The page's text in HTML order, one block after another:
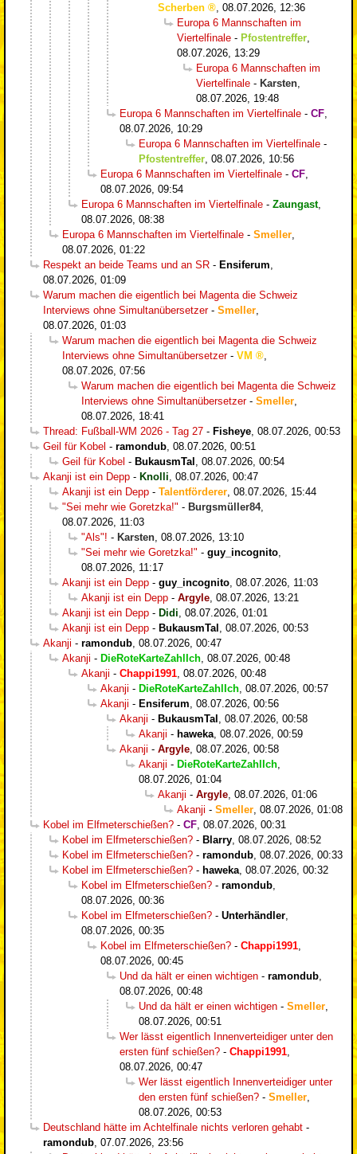
Scherben
08.07.2026, 12:36
Europa 6 Mannschaften im
Viertelfinale - Pfostentreffer
08.07.2026, 13:29
Europa 6 Mannschaften im
Viertelfinale - Karsten
08.07.2026, 19:48
Europa 6 Mannschaften im Viertelfinale - CF
08.07.2026, 10:29
Europa 6 Mannschaften im Viertelfinale -
Pfostentreffer 08.07.2026, 10:56
Europa 6 Mannschaften im Viertelfinale - CF
08.07.2026, 09:54
Europa 6 Mannschaften im Viertelfinale - Zaungast,
08.07.2026, 08:38
Europa 6 Mannschaften im Viertelfinale - Smeller
08.07.2026, 01:22
Respekt an beide Teams und an SR - Ensiferum
08.07.2026, 01:09
Warum machen die eigentlich bei Magenta die Schweiz
Interviews ohne Simultanübersetzer- Smeller
08.07.2026, 01:03
Warum machen die eigentlich bei Magenta die Schweiz
Interviews ohne Simultanübersetzer- VM
08.07.2026, 07:56
Warum machen die eigentlich bei Magenta die Schweiz
Interviews ohne Simultanübersetzer- Smeller
08.07.2026, 18:41
Thread: Fußball-WM 2026 - Tag 27 - Fisheye 08.07.2026, 00:53
Geil für Kobel - ramondub 08.07.2026, 00:51
Geil für Kobel - BukausmTal
08.07.2026, 00:54
Akanji ist ein Depp - Knolli 08.07.2026, 00:47
Akanji ist ein Depp - Talentförderer 08.07.2026, 15:44
"Sei mehr wie Goretzka!" - Burgsmüller84,
08.07.2026, 11:03
"Als"! - Karsten 08.07.2026, 13:10
"Sei mehr wie Goretzka!" - guy_incognito
08.07.2026, 11:17
Akanji ist ein Depp - guy_incognito 08.07.2026, 11:03
Akanji ist ein Depp - Argyle 08.07.2026, 13:21
Akanji ist ein Depp - Didi 08.07.2026, 01:01
Akanji ist ein Depp - BukausmTal
08.07.2026, 00:53
Akanji - ramondub 08.07.2026, 00:47
Akanji - DieRoteKarteZahlIch 08.07.2026, 00:48
Akanji - Chappi1991 08.07.2026, 00:48
Akanji - DieRoteKarteZahlIch 08.07.2026, 00:57
Akanji - Ensiferum 08.07.2026, 00:56
Akanji - BukausmTal
08.07.2026, 00:58
Akanji - haweka 08.07.2026, 00:59
Akanji - Argyle 08.07.2026, 00:58
Akanji - DieRoteKarteZahlIch
08.07.2026, 01:04
Akanji - Argyle 08.07.2026, 01:06
Akanji - Smeller 08.07.2026, 01:08
Kobel im Elfmeterschießen? - CF 08.07.2026, 00:31
Kobel im Elfmeterschießen? - Blarry 08.07.2026, 08:52
Kobel im Elfmeterschießen? - ramondub 08.07.2026, 00:33
Kobel im Elfmeterschießen? - haweka 08.07.2026, 00:32
Kobel im Elfmeterschießen? - ramondub
08.07.2026, 00:36
Kobel im Elfmeterschießen? - Unterhändler
08.07.2026, 00:35
Kobel im Elfmeterschießen? - Chappi1991
08.07.2026, 00:45
Und da hält er einen wichtigen - ramondub
08.07.2026, 00:48
Und da hält er einen wichtigen - Smeller
08.07.2026, 00:51
Wer lässt eigentlich Innenverteidiger unter den
ersten fünf schießen? - Chappi1991
08.07.2026, 00:47
Wer lässt eigentlich Innenverteidiger unter
den ersten fünf schießen? - Smeller
08.07.2026, 00:53
Deutschland hätte im Achtelfinale nichts verloren gehabt -
ramondub 07.07.2026, 23:56